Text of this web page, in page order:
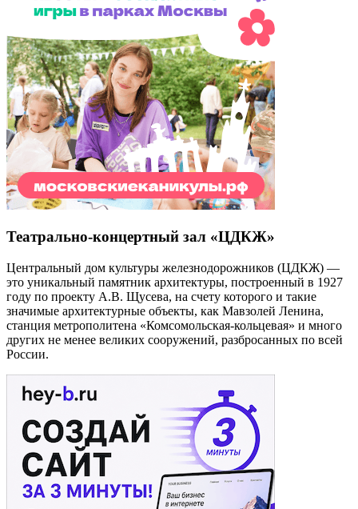
Театрально-концертный зал «ЦДКЖ»
Центральный дом культуры железнодорожников (ЦДКЖ) —
это уникальный памятник архитектуры, построенный в 1927
году по проекту А.В. Щусева, на счету которого и такие
значимые архитектурные объекты, как Мавзолей Ленина,
станция метрополитена «Комсомольская-кольцевая» и много
других не менее великих сооружений, разбросанных по всей
России.